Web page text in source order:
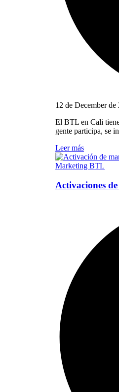
12 de December de
El BTL en Cali
gente participa, se
Leer más
Marketing BTL
Activaciones